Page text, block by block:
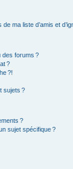
ma liste d’amis et
des forums ?
?
?!
sujets ?
?
sujet spécifique ?